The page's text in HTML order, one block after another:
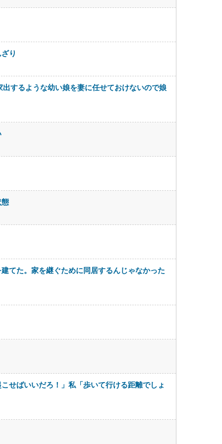
り
するような幼い娘を妻に任せておけないので娘
てた。家を継ぐために同居するんじゃなかった
せばいいだろ！」私「歩いて行ける距離でしょ